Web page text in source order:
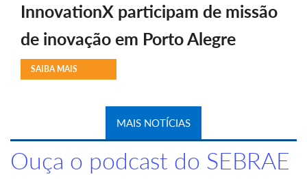
InnovationX participam de missão
de inovação em Porto Alegre
SAIBA MAIS
MAIS NOTÍCIAS
Ouça o podcast do SEBRAE